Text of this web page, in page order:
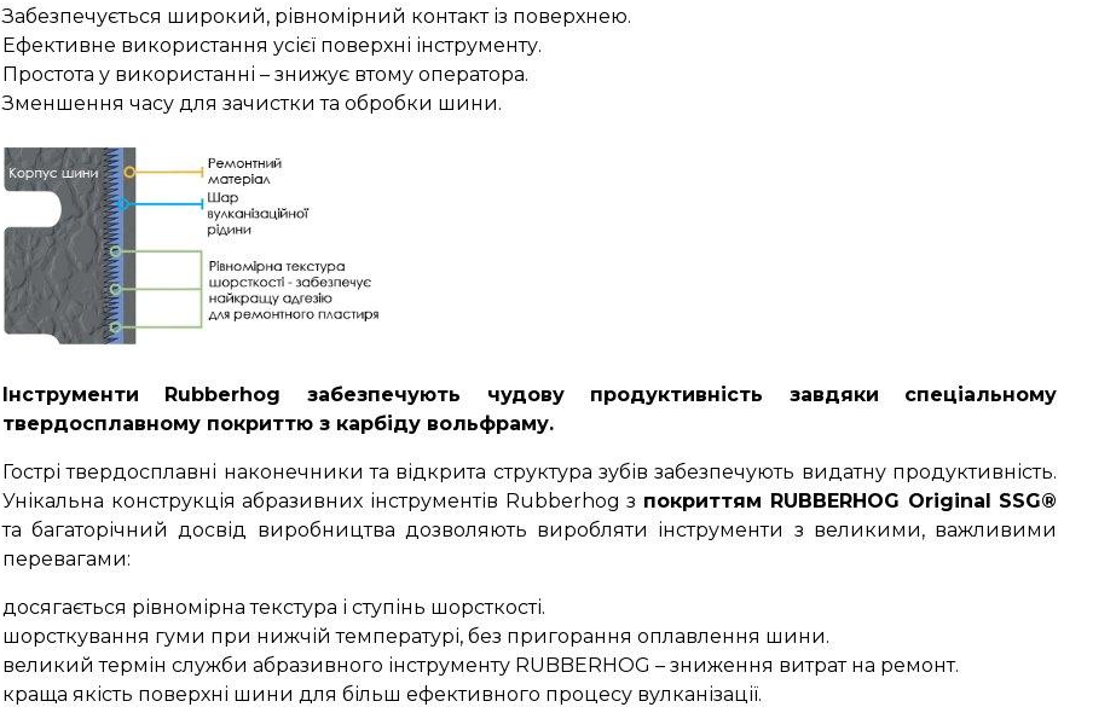
Забезпечується широкий, рівномірний контакт із поверхнею.
Ефективне використання усієї поверхні інструменту.
Простота у використанні – знижує втому оператора.
Зменшення часу для зачистки та обробки шини.
Інструменти Rubberhog забезпечують чудову продуктивність завдяки спеціальному
твердосплавному покриттю з карбіду вольфраму.
Гострі твердосплавні наконечники та відкрита структура зубів забезпечують видатну продуктивність.
Унікальна конструкція абразивних інструментів Rubberhog з покриттям RUBBERHOG Original SSG®
та багаторічний досвід виробництва дозволяють виробляти інструменти з великими, важливими
перевагами:
досягається рівномірна текстура і ступінь шорсткості.
шорсткування гуми при нижчій температурі, без пригорання оплавлення шини.
великий термін служби абразивного інструменту RUBBERHOG – зниження витрат на ремонт.
краща якість поверхні шини для більш ефективного процесу вулканізації.